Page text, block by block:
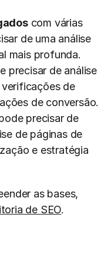
com várias
de uma análise
mais profunda.
precisar de análise
de
de conversão.
precisar de
de páginas de
e estratégia
as bases,
de SEO.